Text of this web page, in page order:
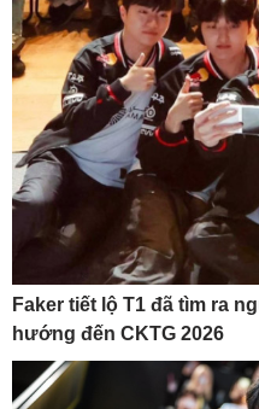
Faker tiết lộ T1 đã tìm ra
hướng đến CKTG 2026